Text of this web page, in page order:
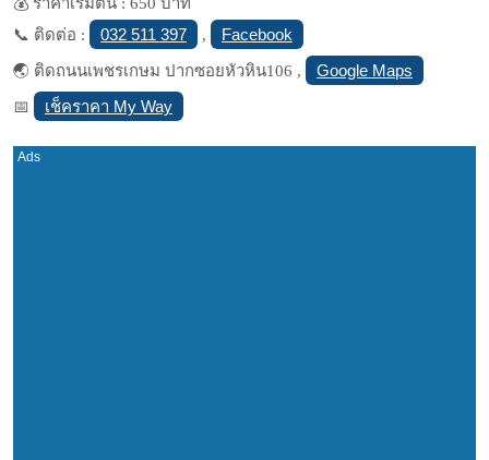
📞 ติดต่อ :
032 511 397 , Facebook
🌏 ติดถนนเพชรเกษม ปากซอยหัวหิน106 , Google Maps
📅 เช็คราคา My Way